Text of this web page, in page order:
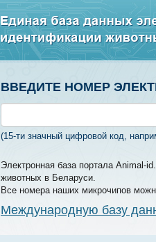
ВВЕДИТЕ НОМЕР
(15-ти значный цифровой код,
Электронная база портала Animal-
животных в Беларуси.
Все номера наших микрочипов
Международную базу